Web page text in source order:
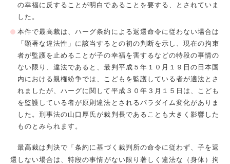
の幸福に反することが明白であることを要する、とされていま
した。
本件で最高裁は、ハーグ条約による返還命令に従わない場合は
「顕著な違法性」に該当するとの初の判断を示し、現在の拘束
者が監護を止めることが子の幸福を害するなどの特段の事情の
ない限り、違法であると、最判平成５年１０月１９日の日本国
内における親権紛争では、こどもを監護している者が適法とさ
れましたが、ハーグに関して平成３０年３月１５日は、こども
を監護している者が原則違法とされるパラダイム変化がありま
した。刑事法の山口厚氏が裁判長であることも大きく影響した
ものとみられます。
最高裁は判決で「条約に基づく裁判所の命令に従わず、子を返
還しない場合は、特段の事情がない限り著しく違法な（身体）拘